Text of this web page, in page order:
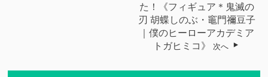
た！《フィギュア＊鬼滅の
刃 胡蝶しのぶ・竈門禰豆子
｜僕のヒーローアカデミア
トガヒミコ》
次へ